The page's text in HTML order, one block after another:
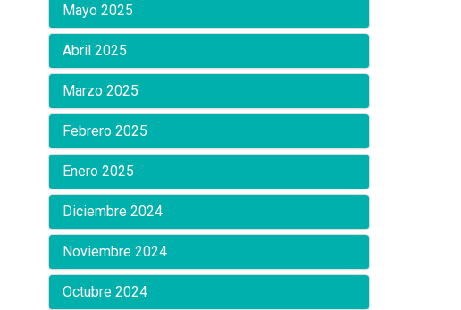
Mayo 2025
Abril 2025
Marzo 2025
Febrero 2025
Enero 2025
Diciembre 2024
Noviembre 2024
Octubre 2024